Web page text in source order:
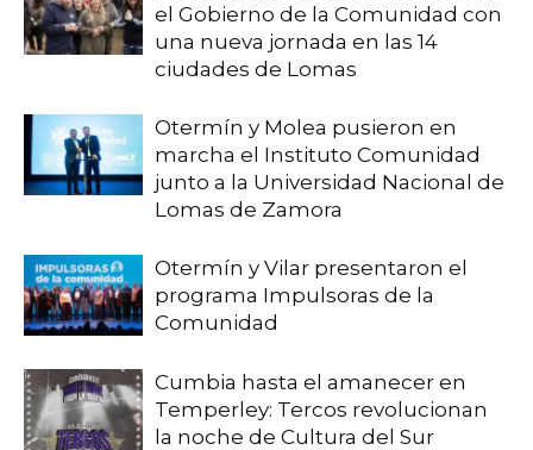
el Gobierno de la Comunidad con
una nueva jornada en las 14
ciudades de Lomas
Otermín y Molea pusieron en
marcha el Instituto Comunidad
junto a la Universidad Nacional de
Lomas de Zamora
Otermín y Vilar presentaron el
programa Impulsoras de la
Comunidad
Cumbia hasta el amanecer en
Temperley: Tercos revolucionan
la noche de Cultura del Sur